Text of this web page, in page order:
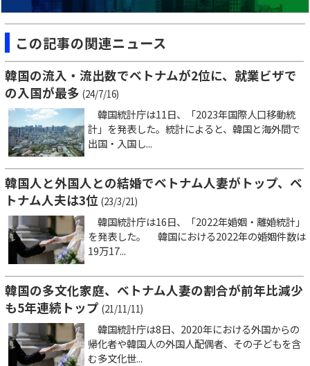
この記事の関連ニュース
韓国の流入・流出数でベトナムが2位に、就業ビザで
の入国が最多 (24/7/16)
韓国統計庁は11日、「2023年国際人口移動統
計」を発表した。統計によると、韓国と海外間で
出国・入国し...
韓国人と外国人との結婚でベトナム人妻がトップ、ベ
トナム人夫は3位 (23/3/21)
韓国統計庁は16日、「2022年婚姻・離婚統計」
を発表した。 韓国における2022年の婚姻件数は
19万17...
韓国の多文化家庭、ベトナム人妻の割合が前年比減少
も5年連続トップ (21/11/11)
韓国統計庁は8日、2020年における外国からの
帰化者や韓国人の外国人配偶者、その子どもを含
む多文化世...